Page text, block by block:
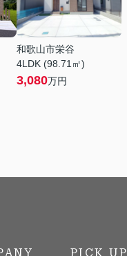
和歌山市栄谷
4LDK (98.71㎡)
3,080万円
PICK UP